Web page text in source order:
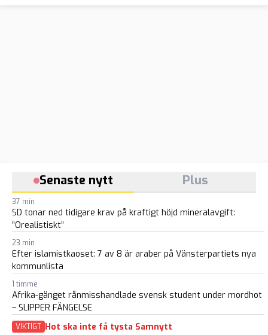
Senaste nytt Plus
37 min
SD tonar ned tidigare krav på kraftigt höjd mineralavgift:
”Orealistiskt”
23 min
Efter islamistkaoset: 7 av 8 är araber på Vänsterpartiets nya
kommunlista
1 timme
Afrika-gänget rånmisshandlade svensk student under mordhot
– SLIPPER FÄNGELSE
VIKTIGT Hot ska inte få tysta Samnytt